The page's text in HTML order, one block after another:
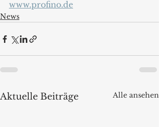
www.profino.de
News
Aktuelle Beiträge Alle ansehen